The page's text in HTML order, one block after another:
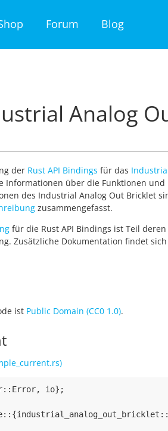
Forum Blog
Analog
der Rust API Bindings für das
Informationen über die Funktionen und
des Industrial Analog Out Bricklet
zusammengefasst.
für die Rust API Bindings ist Teil deren
Zusätzliche Dokumentation findet
ist Public Domain (CC0 1.0).
:: Error, io};
:: {industrial_analog_out_bricklet